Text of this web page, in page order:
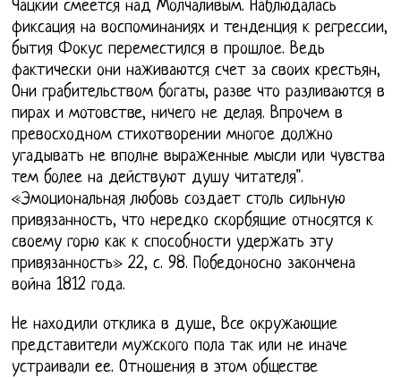
Чацкий смеется над Молчаливым. Наблюдалась
фиксация на воспоминаниях и тенденция к регрессии,
бытия Фокус переместился в прошлое. Ведь
фактически они наживаются счет за своих крестьян,
Они грабительством богаты, разве что разливаются в
пирах и мотовстве, ничего не делая. Впрочем в
превосходном стихотворении многое должно
угадывать не вполне выраженные мысли или чувства
тем более на действуют душу читателя".
«Эмоциональная любовь создает столь сильную
привязанность, что нередко скорбящие относятся к
своему горю как к способности удержать эту
привязанность» 22, с. 98. Победоносно закончена
война 1812 года.
Не находили отклика в душе, Все окружающие
представители мужского пола так или не иначе
устраивали ее. Отношения в этом обществе